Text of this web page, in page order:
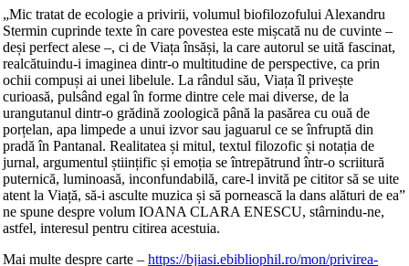
„Mic tratat de ecologie a privirii, volumul biofilozofului Alexandru
Stermin cuprinde texte în care povestea este mișcată nu de cuvinte –
deși perfect alese –, ci de Viața însăși, la care autorul se uită fascinat,
realcătuindu-i imaginea dintr-o multitudine de perspective, ca prin
ochii compuși ai unei libelule. La rândul său, Viața îl privește
curioasă, pulsând egal în forme dintre cele mai diverse, de la
urangutanul dintr-o grădină zoologică până la pasărea cu ouă de
porțelan, apa limpede a unui izvor sau jaguarul ce se înfruptă din
pradă în Pantanal. Realitatea și mitul, textul filozofic și notația de
jurnal, argumentul științific și emoția se întrepătrund într-o scriitură
puternică, luminoasă, inconfundabilă, care-l invită pe cititor să se uite
atent la Viață, să-i asculte muzica și să pornească la dans alături de ea”
ne spune despre volum IOANA CLARA ENESCU, stârnindu-ne,
astfel, interesul pentru citirea acestuia.
Mai multe despre carte – https://bjiasi.ebibliophil.ro/mon/privirea-